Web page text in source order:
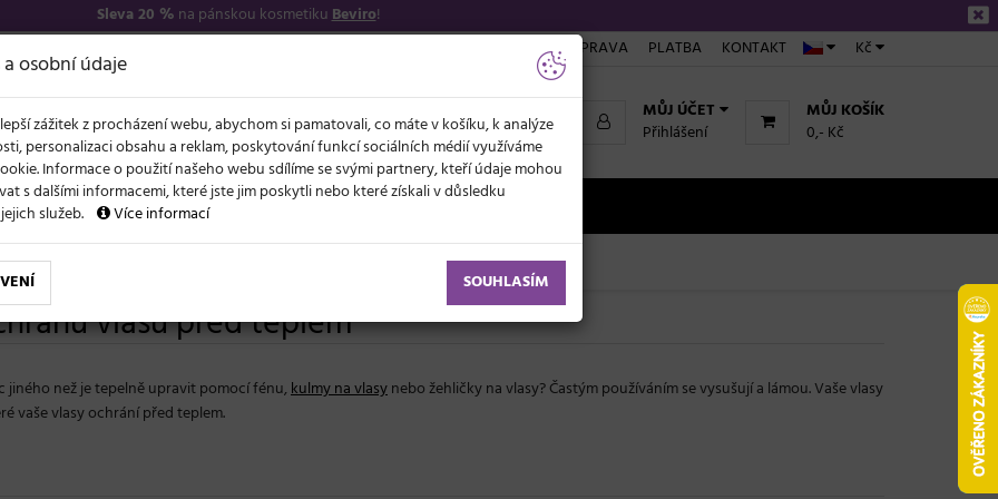
Sleva 20 % na pánskou kosmetikuBeviro!
Kč
DOPRAVA PLATBA KONTAKT
MŮJ KOŠÍK
0,- Kč
MŮJ ÚČET
Přihlášení
NOVĚ LÉTO A VLASY AKCE
vlasů před teplem
jiného než je tepelně upravit pomocí fénu,kulmy na vlasynebo žehličky na vlasy? Častým používáním se vysušují a lámou. Vaše vlasy
vaše vlasy ochrání před teplem.
osobní údaje
zážitek z procházení webu, abychom si pamatovali, co máte v košíku, k analýze
personalizaci obsahu a reklam, poskytování funkcí sociálních médií využíváme
Informace o použití našeho webu sdílíme se svými partnery, kteří údaje mohou
s dalšími informacemi, které jste jim poskytli nebo které získali v důsledku
služeb.
Více informací
SOUHLASÍM